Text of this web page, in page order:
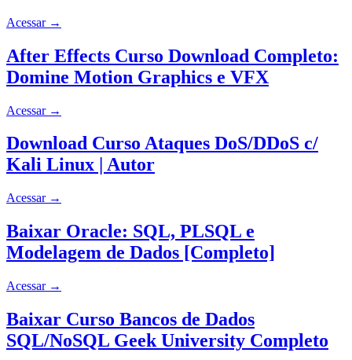
Acessar →
After Effects Curso Download Completo:
Domine Motion Graphics e VFX
Acessar →
Download Curso Ataques DoS/DDoS c/
Kali Linux | Autor
Acessar →
Baixar Oracle: SQL, PLSQL e
Modelagem de Dados [Completo]
Acessar →
Baixar Curso Bancos de Dados
SQL/NoSQL Geek University Completo